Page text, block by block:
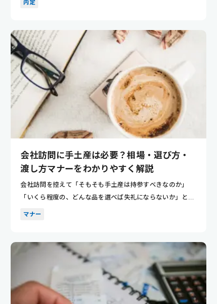
内定
会社訪問に手土産は必要？相場・選び方・
渡し方マナーをわかりやすく解説
会社訪問を控えて「そもそも手土産は持参すべきなのか」
「いくら程度の、どんな品を選べば失礼にならないか」と迷
マナー